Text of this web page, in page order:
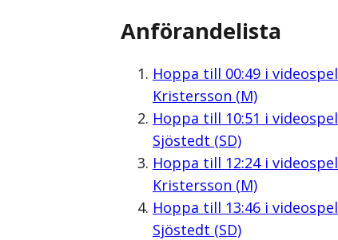
Anförandelista
Hoppa till 00:49i
Kristersson (M)
Hoppa till 10:51 i
Sjöstedt (SD)
Hoppa till 12:24i
Kristersson (M)
Hoppa till 13:46i
Sjöstedt (SD)